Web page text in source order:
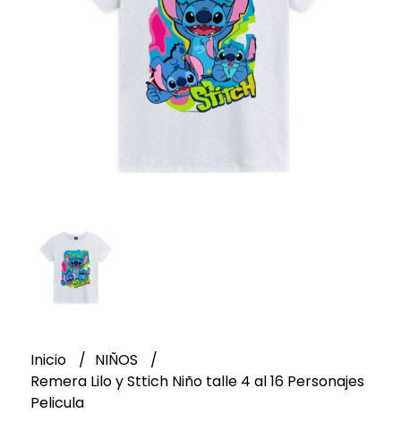
Inicio
NIÑOS
Remera Lilo y Sttich Niño talle 4 al 16 Personajes
Pelicula